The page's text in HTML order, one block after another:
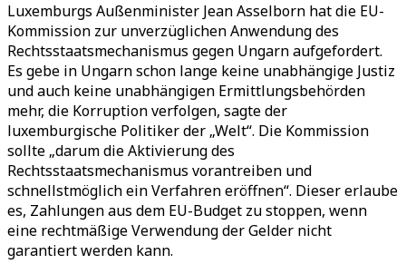
Luxemburgs Außenminister Jean Asselborn hat die EU-
Kommission zur unverzüglichen Anwendung des
Rechtsstaatsmechanismus gegen Ungarn aufgefordert.
Es gebe in Ungarn schon lange keine unabhängige Justiz
und auch keine unabhängigen Ermittlungsbehörden
mehr, die Korruption verfolgen, sagte der
luxemburgische Politiker der „Welt“. Die Kommission
sollte „darum die Aktivierung des
Rechtsstaatsmechanismus vorantreiben und
schnellstmöglich ein Verfahren eröffnen“. Dieser erlaube
es, Zahlungen aus dem EU-Budget zu stoppen, wenn
eine rechtmäßige Verwendung der Gelder nicht
garantiert werden kann.